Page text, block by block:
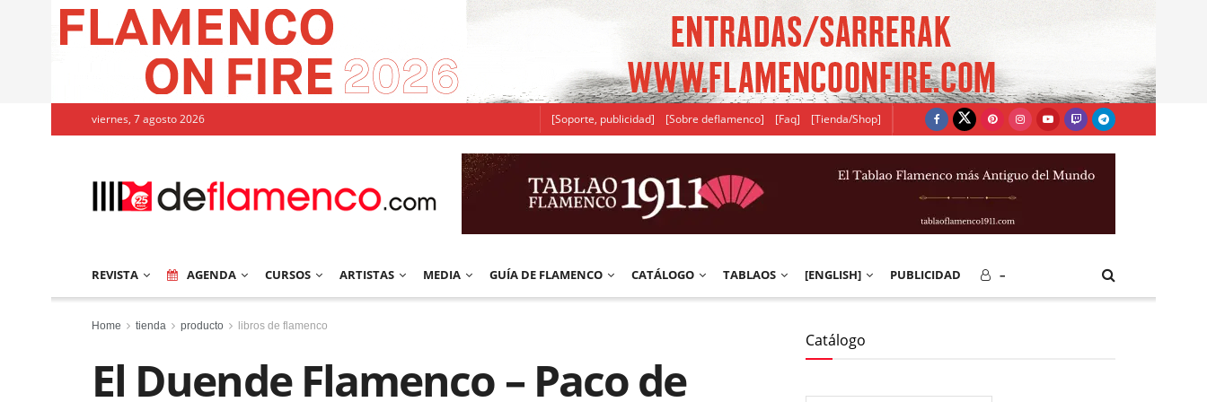
viernes, 7 agosto 2026 [Soporte, publicidad] [Sobre deflamenco] [Faq] [Tienda/Shop]
REVISTA AGENDA CURSOS ARTISTAS MEDIA GUÍA DE FLAMENCO CATÁLOGO TABLAOS [ENGLISH] PUBLICIDAD –
Home tienda producto libros de flamenco
El Duende Flamenco – Paco de
Catálogo